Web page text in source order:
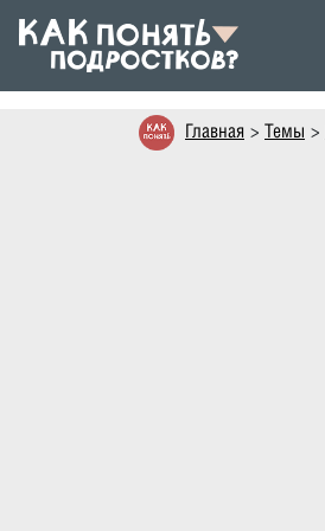
Главная Темы